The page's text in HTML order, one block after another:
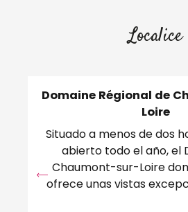
Localice
Domaine Régional de
Loire
Situado a menos de dos
abierto todo el año, el
Chaumont-sur-Loire
ofrece unas vistas